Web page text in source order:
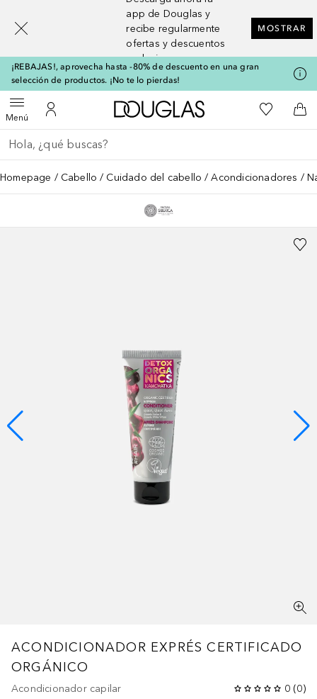
app de Douglas y
recibe regularmente
ofertas y descuentos
exclusivos
MOSTRAR
¡REBAJAS!, aprovecha hasta -80% de descuento en una gran
selección de productos. ¡No te lo pierdas!
MenúAbrir menúMi cuenta
A Douglas HomeMi lista de
A
Regresar
Ejecutar búsqueda
Homepage Cabello Cuidado del cabello Acondicionadores
ACONDICIONADOR EXPRÉS CERTIFICADO
ORGÁNICO
Acondicionador capilar 0 (0)
[navigation.slideout.screenreader]